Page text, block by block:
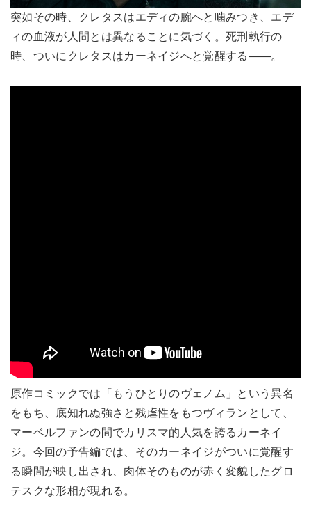
突如その時、クレタスはエディの腕へと噛みつき、エデ
ィの血液が人間とは異なることに気づく。死刑執行の
時、ついにクレタスはカーネイジへと覚醒する――。
原作コミックでは「もうひとりのヴェノム」という異名
をもち、底知れぬ強さと残虐性をもつヴィランとして、
マーベルファンの間でカリスマ的人気を誇るカーネイ
ジ。今回の予告編では、そのカーネイジがついに覚醒す
る瞬間が映し出され、肉体そのものが赤く変貌したグロ
テスクな形相が現れる。